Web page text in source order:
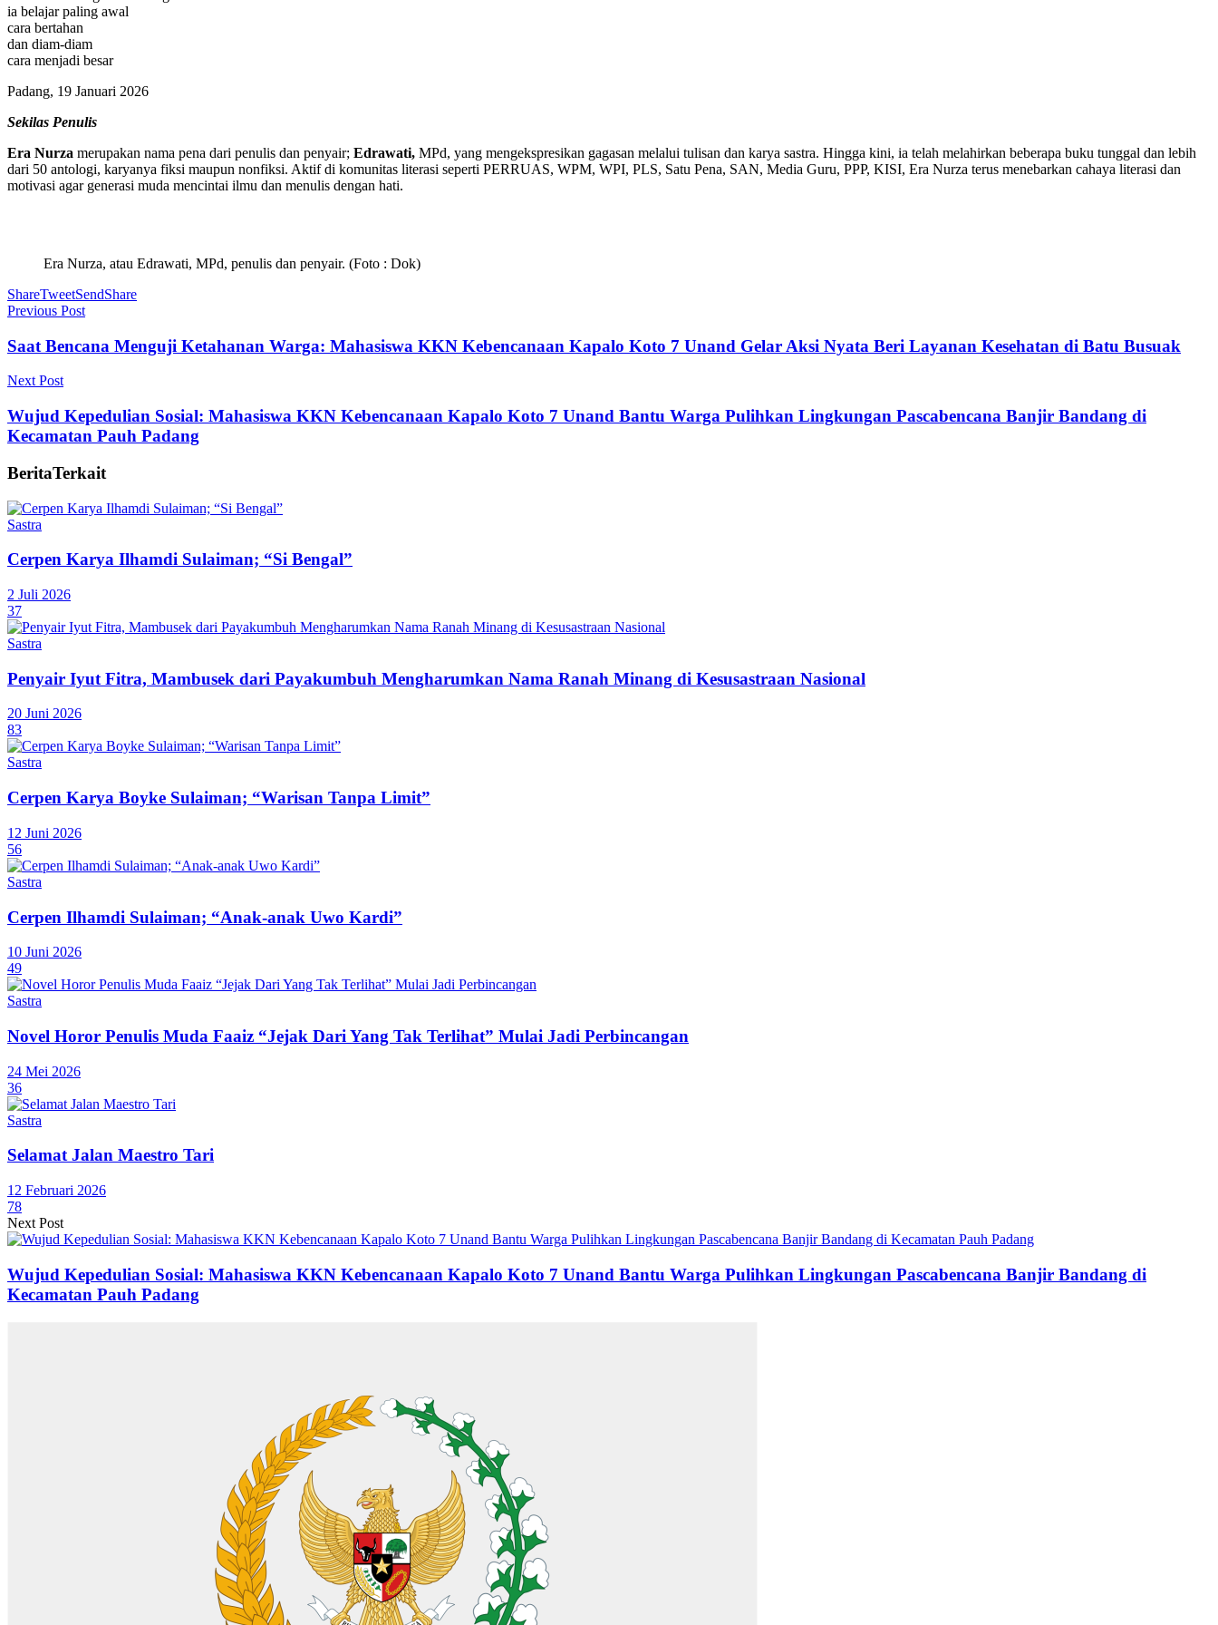
ia belajar paling awal
cara bertahan
dan diam-diam
cara menjadi besar
Padang, 19 Januari 2026
Sekilas Penulis
Era Nurza merupakan nama pena dari penulis dan penyair; Edrawati, MPd, yang mengekspresikan gagasan melalui tulisan dan karya sastra. Hingga kini, ia telah melahirkan beberapa buku tunggal dan lebih
dari 50 antologi, karyanya fiksi maupun nonfiksi. Aktif di komunitas literasi seperti PERRUAS, WPM, WPI, PLS, Satu Pena, SAN, Media Guru, PPP, KISI, Era Nurza terus menebarkan cahaya literasi dan
motivasi agar generasi muda mencintai ilmu dan menulis dengan hati.
Era Nurza, atau Edrawati, MPd, penulis dan penyair. (Foto : Dok)
ShareTweetSendShare
Previous Post
Saat Bencana Menguji Ketahanan Warga: Mahasiswa KKN Kebencanaan Kapalo Koto 7 Unand Gelar Aksi Nyata Beri Layanan Kesehatan di Batu Busuak
Next Post
Wujud Kepedulian Sosial: Mahasiswa KKN Kebencanaan Kapalo Koto 7 Unand Bantu Warga Pulihkan Lingkungan Pascabencana Banjir Bandang di
Kecamatan Pauh Padang
BeritaTerkait
Sastra
Cerpen Karya Ilhamdi Sulaiman; “Si Bengal”
2 Juli 2026
37
Sastra
Penyair Iyut Fitra, Mambusek dari Payakumbuh Mengharumkan Nama Ranah Minang di Kesusastraan Nasional
20 Juni 2026
83
Sastra
Cerpen Karya Boyke Sulaiman; “Warisan Tanpa Limit”
12 Juni 2026
56
Sastra
Cerpen Ilhamdi Sulaiman; “Anak-anak Uwo Kardi”
10 Juni 2026
49
Sastra
Novel Horor Penulis Muda Faaiz “Jejak Dari Yang Tak Terlihat” Mulai Jadi Perbincangan
24 Mei 2026
36
Sastra
Selamat Jalan Maestro Tari
12 Februari 2026
78
Next Post
Wujud Kepedulian Sosial: Mahasiswa KKN Kebencanaan Kapalo Koto 7 Unand Bantu Warga Pulihkan Lingkungan Pascabencana Banjir Bandang di
Kecamatan Pauh Padang